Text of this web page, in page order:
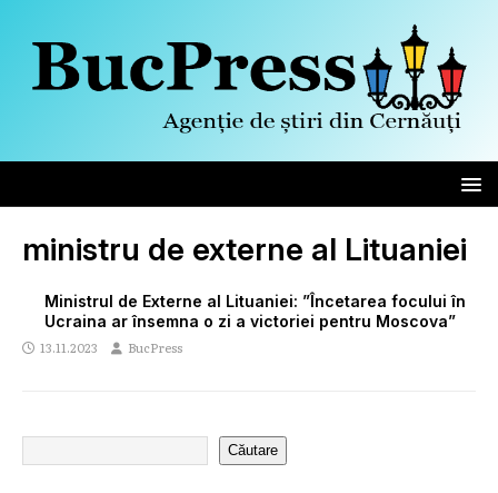
ministru de externe al Lituaniei
Ministrul de Externe al Lituaniei: ”Încetarea focului în
Ucraina ar însemna o zi a victoriei pentru Moscova”
13.11.2023 BucPress
Căutare